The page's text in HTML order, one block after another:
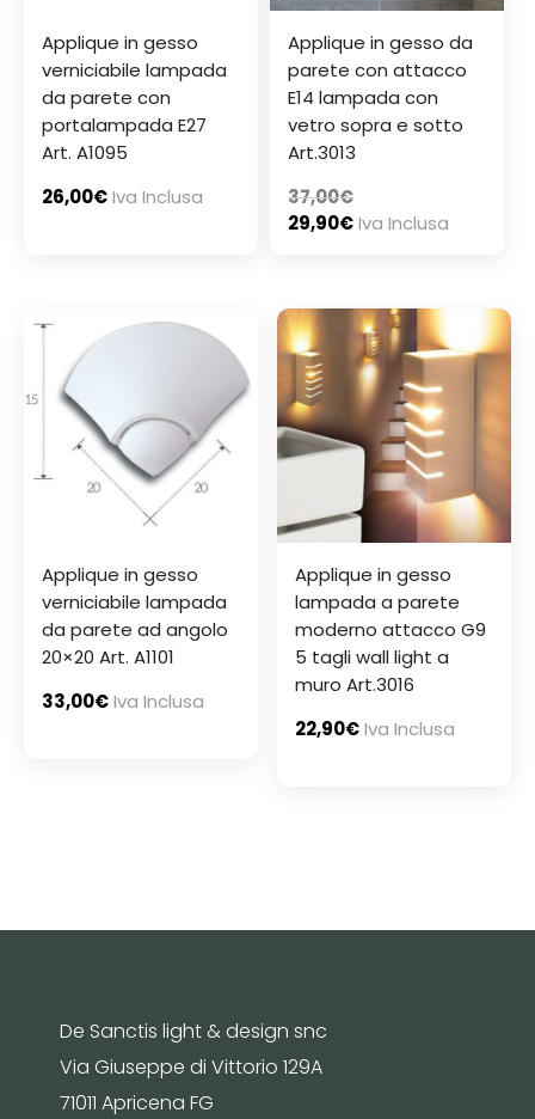
Applique in gesso
verniciabile lampada
da parete con
portalampada E27
Art. A1095
26,00€Iva Inclusa
Applique in gesso da
parete con attacco
E14 lampada con
vetro sopra e sotto
Art.3013
37,00€
29,90€Iva Inclusa
Applique in gesso
verniciabile lampada
da parete ad angolo
20×20 Art. A1101
33,00€Iva Inclusa
Applique in gesso
lampada a parete
moderno attacco G9
5 tagli wall light a
muro Art.3016
22,90€Iva Inclusa
De Sanctis light & design snc
Via Giuseppe di Vittorio 129A
71011 Apricena FG